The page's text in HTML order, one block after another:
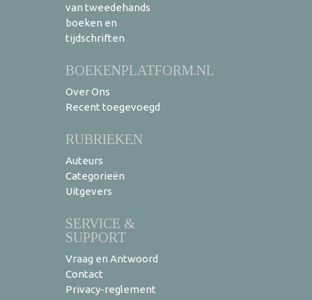
van tweedehands
boeken en
tijdschriften
BOEKENPLATFORM.NL
Over Ons
Recent toegevoegd
RUBRIEKEN
Auteurs
Categorieën
Uitgevers
SERVICE &
SUPPORT
Vraag en Antwoord
Contact
Privacy-reglement